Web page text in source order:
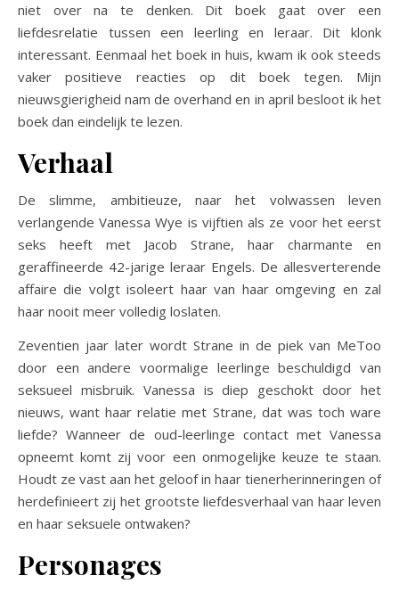
niet over na te denken. Dit boek gaat over een
liefdesrelatie tussen een leerling en leraar. Dit klonk
interessant. Eenmaal het boek in huis, kwam ik ook steeds
vaker positieve reacties op dit boek tegen. Mijn
nieuwsgierigheid nam de overhand en in april besloot ik het
boek dan eindelijk te lezen.
Verhaal
De slimme, ambitieuze, naar het volwassen leven
verlangende Vanessa Wye is vijftien als ze voor het eerst
seks heeft met Jacob Strane, haar charmante en
geraffineerde 42-jarige leraar Engels. De allesverterende
affaire die volgt isoleert haar van haar omgeving en zal
haar nooit meer volledig loslaten.
Zeventien jaar later wordt Strane in de piek van MeToo
door een andere voormalige leerlinge beschuldigd van
seksueel misbruik. Vanessa is diep geschokt door het
nieuws, want haar relatie met Strane, dat was toch ware
liefde? Wanneer de oud-leerlinge contact met Vanessa
opneemt komt zij voor een onmogelijke keuze te staan.
Houdt ze vast aan het geloof in haar tienerherinneringen of
herdefinieert zij het grootste liefdesverhaal van haar leven
en haar seksuele ontwaken?
Personages